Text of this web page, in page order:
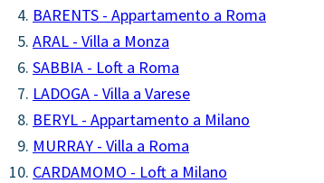
BARENTS - Appartamento a Roma
ARAL - Villa a Monza
SABBIA - Loft a Roma
LADOGA - Villa a Varese
BERYL - Appartamento a Milano
MURRAY - Villa a Roma
CARDAMOMO - Loft a Milano